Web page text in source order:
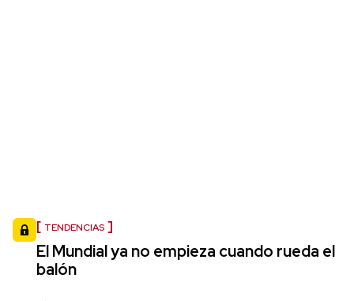
TENDENCIAS
El Mundial ya no empieza cuando rueda el
balón